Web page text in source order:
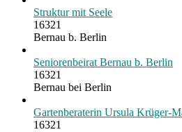
Struktur mit Seele
16321
Bernau b. Berlin
Seniorenbeirat Bernau b. Berlin
16321
Bernau bei Berlin
Gartenberaterin Ursula Krüger-
16321